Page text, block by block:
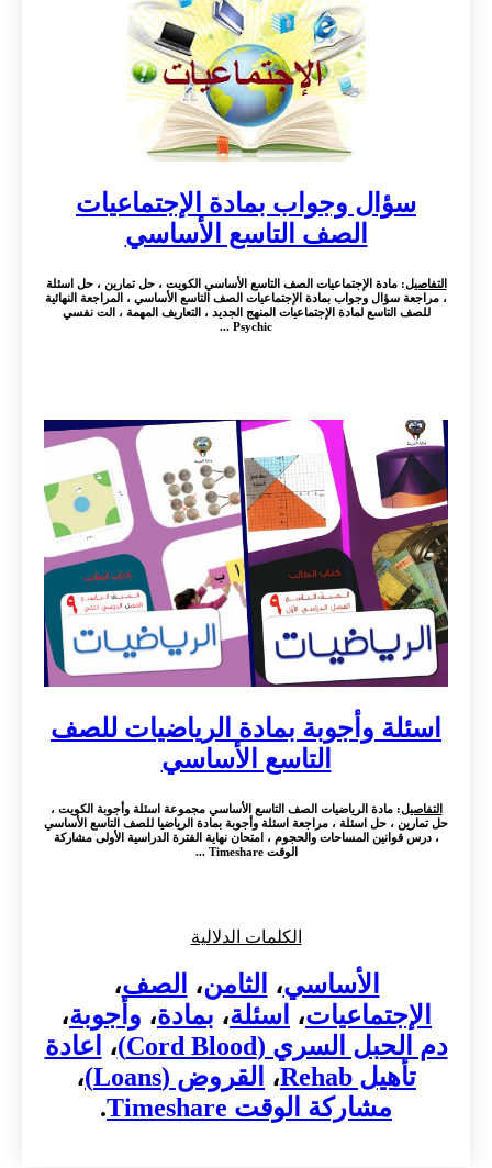
سؤال وجواب بمادة الإجتماعيات
الصف التاسع الأساسي
التفاصيل: مادة الإجتماعيات الصف التاسع الأساسي الكويت ، حل تمارين ، حل اسئلة
، مراجعة سؤال وجواب بمادة الإجتماعيات الصف التاسع الأساسي ، المراجعة النهائية
للصف التاسع لمادة الإجتماعيات المنهج الجديد ، التعاريف المهمة ، الت نفسي
Psychic ...
اسئلة وأجوبة بمادة الرياضيات للصف
التاسع الأساسي
التفاصيل: مادة الرياضيات الصف التاسع الأساسي مجموعة اسئلة وأجوبة الكويت ،
حل تمارين ، حل اسئلة ، مراجعة اسئلة وأجوبة بمادة الرياضيا للصف التاسع الأساسي
، درس قوانين المساحات والحجوم ، امتحان نهاية الفترة الدراسية الأولى مشاركة
الوقت Timeshare ...
الكلمات الدلالية
الأساسي، الثامن، الصف،
الإجتماعيات، اسئلة، بمادة، وأجوبة،
دم الحبل السري (Cord Blood)
،
اعادة
تأهيل Rehab
، القروض (Loans)
،
مشاركة الوقت Timeshare
.